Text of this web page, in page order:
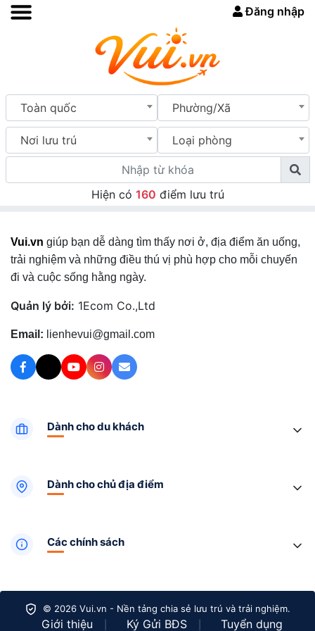
Đăng nhập
Toàn quốc Phường/Xã
Nơi lưu trú Loại phòng
Hiện có 160 điểm lưu trú
Vui.vn giúp bạn dễ dàng tìm thấy nơi ở, địa điểm ăn uống,
trải nghiệm và những điều thú vị phù hợp cho mỗi chuyến
đi và cuộc sống hằng ngày.
Quản lý bởi: 1Ecom Co.,Ltd
Email: lienhevui@gmail.com
Dành cho du khách
Dành cho chủ địa điểm
Các chính sách
© 2026 Vui.vn - Nền tảng chia sẻ lưu trú và trải nghiệm.
Giới thiệu Ký Gửi BĐS Tuyển dụng